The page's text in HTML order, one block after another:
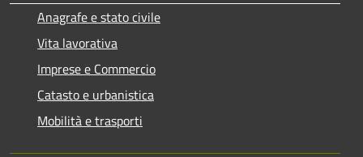
Anagrafe e stato civile
Vita lavorativa
Imprese e Commercio
Catasto e urbanistica
Mobilità e trasporti